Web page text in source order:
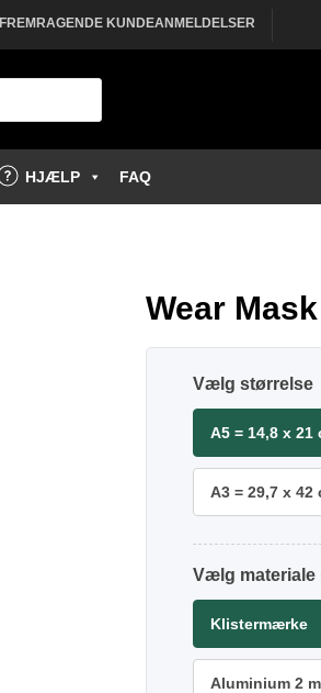
FREMRAGENDE KUNDEANMELDELSER
HJÆLP FAQ
Wear
størrelse
A5 = 14,8 x 21
A3 = 29,7 x 42
materiale
Klistermærke
Aluminium 2